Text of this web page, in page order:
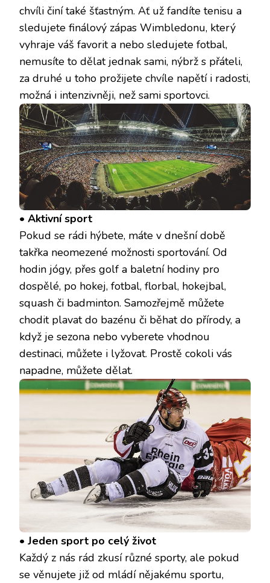
chvíli činí také šťastným. Ať už fandíte tenisu a
sledujete finálový zápas Wimbledonu, který
vyhraje váš favorit a nebo sledujete fotbal,
nemusíte to dělat jednak sami, nýbrž s přáteli,
za druhé u toho prožijete chvíle napětí i radosti,
možná i intenzivněji, než sami sportovci.
• Aktivní sport
Pokud se rádi hýbete, máte v dnešní době
takřka neomezené možnosti sportování. Od
hodin jógy, přes golf a baletní hodiny pro
dospělé, po hokej, fotbal, florbal, hokejbal,
squash či badminton. Samozřejmě můžete
chodit plavat do bazénu či běhat do přírody, a
když je sezona nebo vyberete vhodnou
destinaci, můžete i lyžovat. Prostě cokoli vás
napadne, můžete dělat.
• Jeden sport po celý život
Každý z nás rád zkusí různé sporty, ale pokud
se věnujete již od mládí nějakému sportu,